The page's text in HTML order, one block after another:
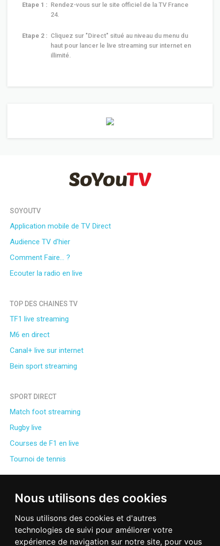
Nous utilisons des cookies
Nous utilisons des cookies et d'autres
technologies de suivi pour améliorer votre
expérience de navigation sur notre site, pour vous
Etape 1 : Rendez-vous sur le site officiel de la TV France
24.
Etape 2 : Cliquez sur "Direct" situé au niveau du menu du
haut pour lancer le live streaming sur internet en
illimité.
SOYOUTV
Application mobile de TV Direct
Audience TV d'hier
Comment Faire... ?
Ecouter la radio en live
TOP DES CHAINES TV
TF1 live streaming
M6 en direct
Canal+ live sur internet
Bein sport streaming
SPORT DIRECT
Match foot streaming
Rugby live
Courses de F1 en live
Tournoi de tennis
Fun Radio en direct
NRJ webradio
RFM radio direct